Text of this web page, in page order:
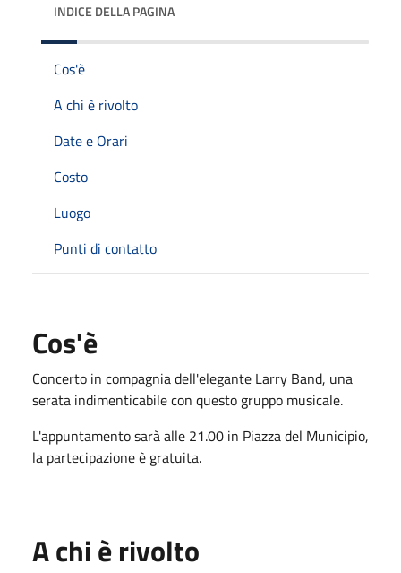
INDICE DELLA PAGINA
Cos'è
A chi è rivolto
Date e Orari
Costo
Luogo
Punti di contatto
Cos'è
Concerto in compagnia dell'elegante Larry Band, una
serata indimenticabile con questo gruppo musicale.
L'appuntamento sarà alle 21.00 in Piazza del Municipio,
la partecipazione è gratuita.
A chi è rivolto